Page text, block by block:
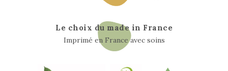
Le choix du made in France
Imprimé en France avec soins